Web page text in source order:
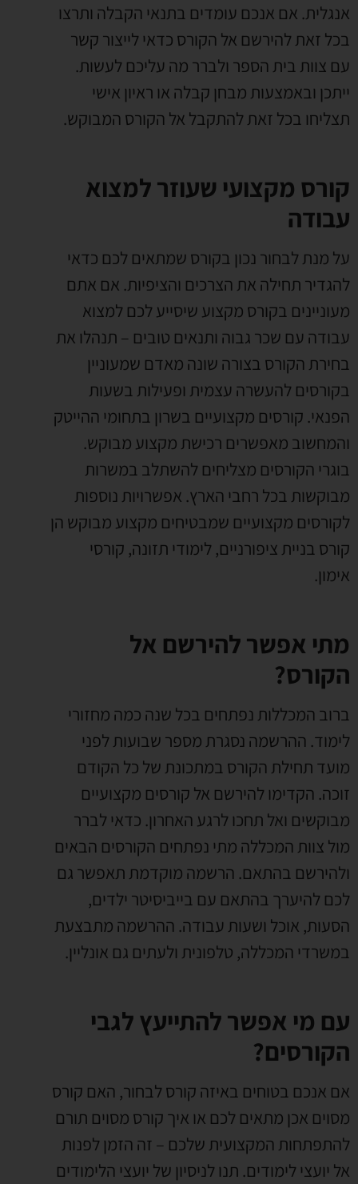
אנגלית. אם אנכם עומדים בתנאי הקבלה ותרצו
בכל זאת להירשם אל הקורס כדאי לייצור קשר
עם צוות בית הספר ולברר מה עליכם לעשות.
ייתכן ובאמצעות מבחן קבלה או ראיון אישי
תצליחו בכל זאת להתקבל אל הקורס המבוקש.
קורס מקצועי שעוזר למצוא
עבודה
על מנת לבחור נכון בקורס שמתאים לכם כדאי
להגדיר תחילה את הצרכים והציפיות. אם אתם
מעוניינים בקורס מקצוע שיסייע לכם למצוא
עבודה עם שכר גבוה ותנאים טובים – תנהלו את
בחירת הקורס בצורה שונה מאדם שמעוניין
בקורסים להעשרה עצמית ופעילות בשעות
הפנאי. קורסים מקצועיים בשרון בתחומי ההייטק
והמחשוב מאפשרים רכישת מקצוע מבוקש.
בוגרי הקורסים מצליחים להשתלב במשרות
מבוקשות בכל רחבי הארץ. אפשרויות נוספות
לקורסים מקצועיים שמבטיחים מקצוע מבוקש הן
קורס בניית ציפורניים, לימודי תזונה, קורסי
אימון.
מתי אפשר להירשם אל
הקורס?
ברוב המכללות נפתחים בכל שנה כמה מחזורי
לימוד. ההרשמה נסגרת מספר שבועות לפני
מועד תחילת הקורס במתכונת של כל הקודם
זוכה. הקדימו להירשם אל קורסים מקצועיים
מבוקשים ואל תחכו לרגע האחרון. כדאי לברר
מול צוות המכללה מתי נפתחים הקורסים הבאים
ולהירשם בהתאם. הרשמה מוקדמת תאפשר גם
לכם להיערך בהתאם עם בייביסיטר ילדים,
הסעות, אוכל ושעות עבודה. ההרשמה מתבצעת
במשרדי המכללה, טלפונית ולעתים גם אונליין.
עם מי אפשר להתייעץ לגבי
הקורסים?
אם אנכם בטוחים באיזה קורס לבחור, האם קורס
מסוים אכן מתאים לכם או איך קורס מסוים תורם
להתפתחות המקצועית שלכם – זה הזמן לפנות
אל יועצי לימודים. תנו לניסיון של יועצי הלימודים